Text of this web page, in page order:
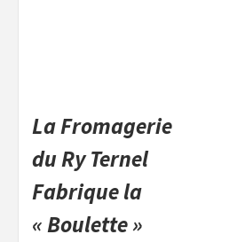
La Fromagerie
du Ry Ternel
Fabrique la
« Boulette »